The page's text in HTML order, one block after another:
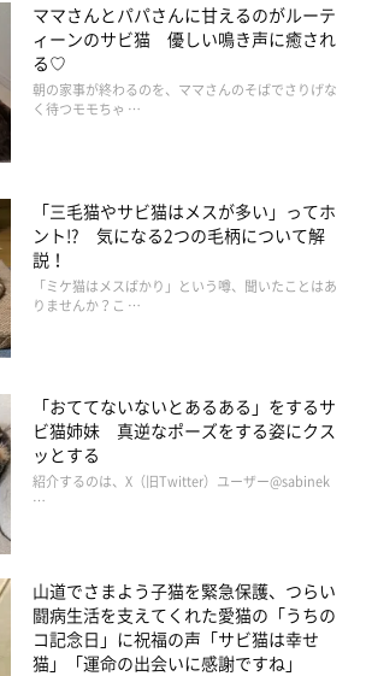
ママさんとパパさんに甘えるのがルーテ
ィーンのサビ猫 優しい鳴き声に癒され
る♡
朝の家事が終わるのを、ママさんのそばでさりげな
く待つモモちゃ …
「三毛猫やサビ猫はメスが多い」ってホ
ント!? 気になる2つの毛柄について解
説！
「ミケ猫はメスばかり」という噂、聞いたことはあ
りませんか？こ …
「おててないないとあるある」をするサ
ビ猫姉妹 真逆なポーズをする姿にクス
ッとする
紹介するのは、X（旧Twitter）ユーザー@sabinek
…
山道でさまよう子猫を緊急保護、つらい
闘病生活を支えてくれた愛猫の「うちの
コ記念日」に祝福の声「サビ猫は幸せ
猫」「運命の出会いに感謝ですね」